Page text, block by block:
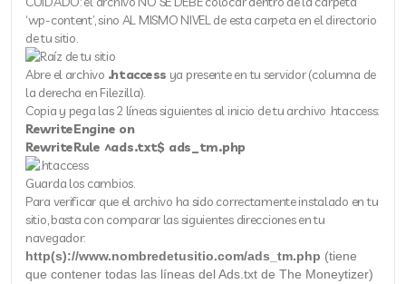
‘wp-content’, sino AL MISMO NIVEL de esta carpeta en el directorio
de tu sitio.
Abre el archivo .htaccess ya presente en tu servidor (columna de
la derecha en Filezilla).
Copia y pega las 2 líneas siguientes al inicio de tu archivo .htaccess:
RewriteEngine on
RewriteRule ^ads.txt$ ads_tm.php
Guarda los cambios.
Para verificar que el archivo ha sido correctamente instalado en tu
sitio, basta con comparar las siguientes direcciones en tu
navegador:
http(s)://www.nombredetusitio.com/ads_tm.php (tiene
que contener todas las líneas del Ads.txt de The Moneytizer)